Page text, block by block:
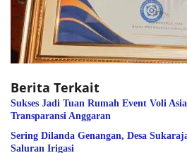
Berita Terkait
Sukses Jadi Tuan Rumah Event Voli
Transparansi Anggaran
Sering Dilanda Genangan, Desa
Saluran Irigasi